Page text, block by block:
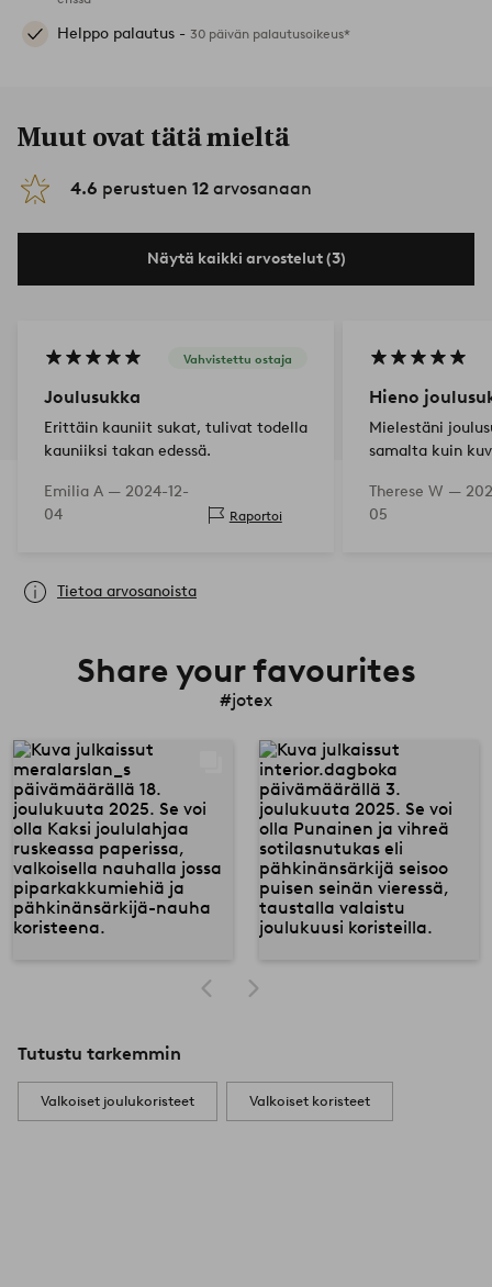
Helppo palautus - 30 päivän palautusoikeus*
Muut ovat tätä mieltä
4.6 perustuen 12 arvosanaan
Näytä kaikki arvostelut (3)
Vahvistettu ostaja
Joulusukka
Erittäin kauniit sukat, tulivat todella
kauniiksi takan edessä.
Emilia A — 2024-12-
04
Raportoi
Hieno
Mielestäni
samalta kuin
odotuksiani.
Therese W —
05
Tietoa arvosanoista
Share your favourites
#jotex
Tutustu tarkemmin
Valkoiset joulukoristeet Valkoiset koristeet